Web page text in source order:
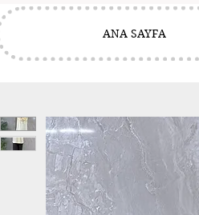
ANA SAYFA